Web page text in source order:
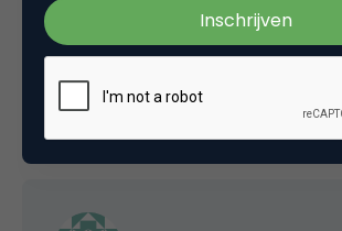
Leuk! Fijn dat er steeds meer
23 maart 2010 om 15:46